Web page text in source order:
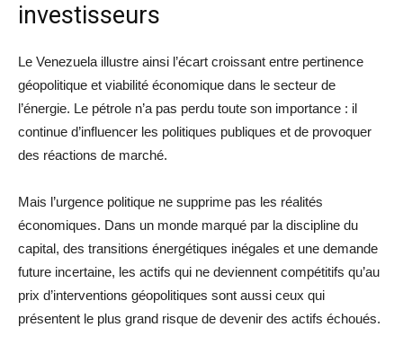
investisseurs
Le Venezuela illustre ainsi l’écart croissant entre pertinence
géopolitique et viabilité économique dans le secteur de
l’énergie. Le pétrole n’a pas perdu toute son importance : il
continue d’influencer les politiques publiques et de provoquer
des réactions de marché.
Mais l’urgence politique ne supprime pas les réalités
économiques. Dans un monde marqué par la discipline du
capital, des transitions énergétiques inégales et une demande
future incertaine, les actifs qui ne deviennent compétitifs qu’au
prix d’interventions géopolitiques sont aussi ceux qui
présentent le plus grand risque de devenir des actifs échoués.